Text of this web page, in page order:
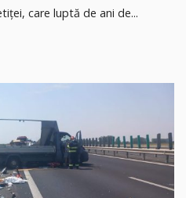
care luptă de ani de...